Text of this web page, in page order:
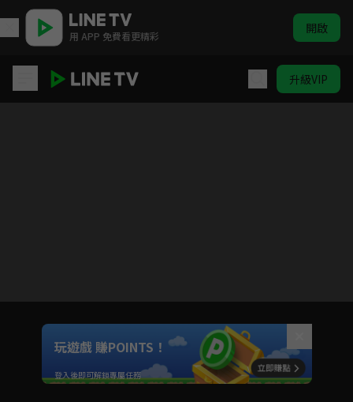
用 APP 免費看更精彩 開啟
升級VIP
Unmute
如有不便請見諒
玩遊戲 賺POINTS！
登入後即可解鎖專屬任務